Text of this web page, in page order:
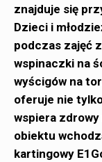
znajduje się
Dzieci i
podczas zajęć
wspinaczki na
wyścigów na
oferuje nie
wspiera
obiektu
kartingowy